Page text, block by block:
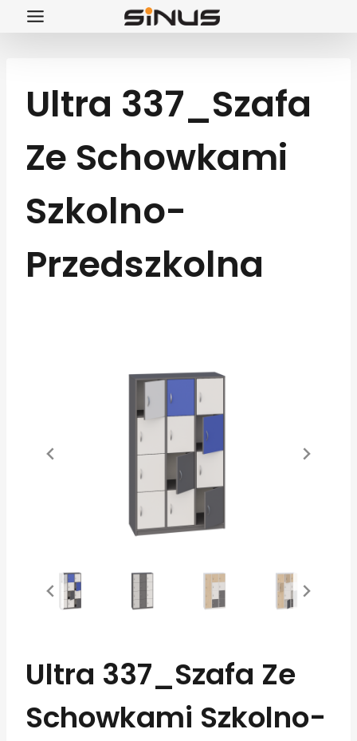
Przejdź
Ultra 337_Szafa
Ze Schowkami
Szkolno-
Przedszkolna
Ultra 337_Szafa Ze
Schowkami Szkolno-